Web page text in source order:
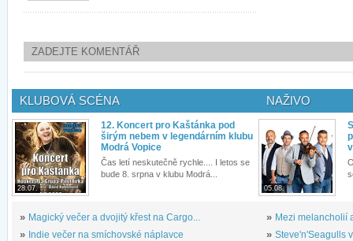
ZADEJTE KOMENTÁŘ
KLUBOVÁ SCÉNA
28.07.
12. Koncert pro Kaštánka pod
širým nebem v legendárním klubu
Modrá Vopice
Čas letí neskutečně rychle.... I letos se
bude 8. srpna v klubu Modrá...
» Magický večer a dvojitý křest na Cargo...
» Indie večer na smíchovské náplavce
NAŽIVO
05.08.
» Mezi melancholií
» Steve'n'Seagulls